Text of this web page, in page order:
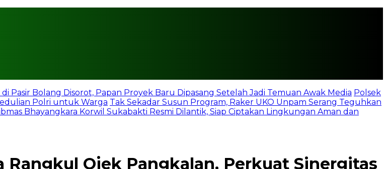
Pasir Bolang Disorot, Papan Proyek Baru Dipasang Setelah Jadi Temuan Awak Media Polsek
Polri untuk Warga Tak Sekadar Susun Program, Raker UKO Unpam Serang Teguhkan
Bhayangkara Korwil Sukabakti Resmi Dilantik, Siap Ciptakan Lingkungan Aman dan
Ojek Pangkalan, Perkuat Sinergitas